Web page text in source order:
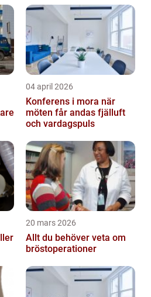
04 april 2026
Konferens i mora när
möten får andas fjälluft
och vardagspuls
20 mars 2026
Allt du behöver veta om
bröstoperationer